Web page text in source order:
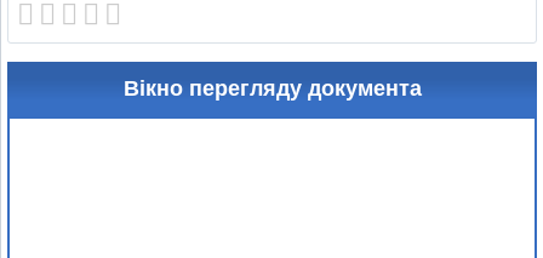
Вікно перегляду документа